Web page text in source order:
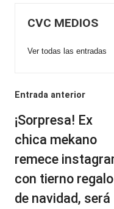
CVC MEDIOS
Ver todas las entradas
Navegación
de
entradas
Entrada anterior
¡Sorpresa! Ex
chica mekano
remece
con tierno regalo
de navidad, será